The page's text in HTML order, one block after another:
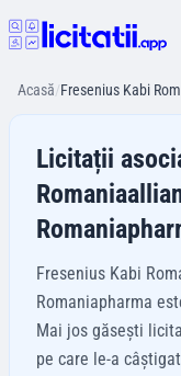
Acasă/Fresenius Kabi
Licitații
Fresenius Kabi
Romaniapharma
Mai jos găsești
pe care le-a